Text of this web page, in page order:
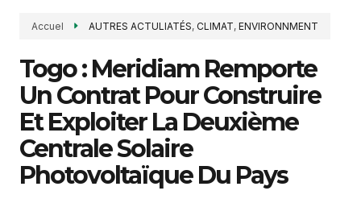
Accuel AUTRES ACTULIATÉS, CLIMAT, ENVIRONNMENT
Togo : Meridiam Remporte
Un Contrat Pour Construire
Et Exploiter La Deuxième
Centrale Solaire
Photovoltaïque Du Pays